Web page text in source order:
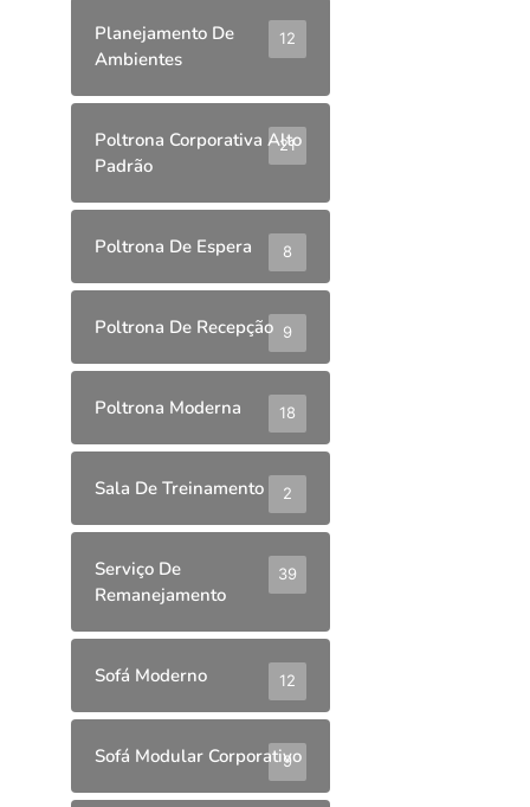
Planejamento De
Ambientes
12
Poltrona Corporativa Alto
Padrão
21
Poltrona De Espera 8
Poltrona De Recepção 9
Poltrona Moderna 18
Sala De Treinamento 2
Serviço De
Remanejamento
39
Sofá Moderno 12
Sofá Modular Corporativo
9